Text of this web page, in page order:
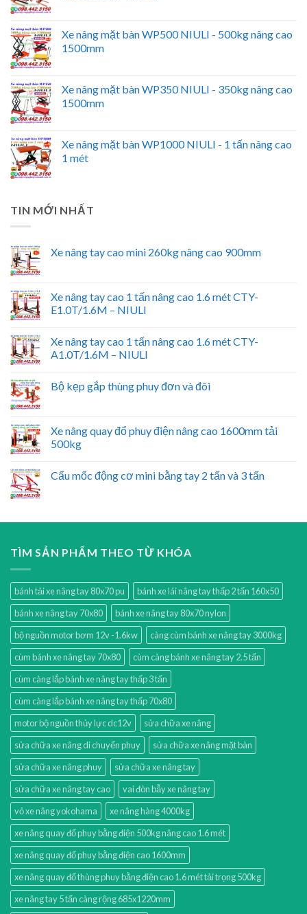
Xe nâng mặt bàn WP500 NIULI - 500kg nâng cao
1500mm
Xe nâng mặt bàn WP350 NIULI - 350kg nâng cao
1500mm
Xe nâng mặt bàn WP1000 NIULI - 1 tấn nâng cao
1 mét
TIN MỚI NHẤT
Xe nâng tay cao mini 260kg nâng cao 900mm
Xe nâng tay cao 1 tấn nâng cao 1.6 mét CTY-
E1.0T/1.6M – NIULI
Xe nâng tay cao 1 tấn nâng cao 1.6 mét CTY-
A1.0T/1.6M – NIULI
Bộ kẹp gắp thùng phuy đơn và đôi
Xe nâng quay đổ phuy điện nâng cao 1600mm tải
500kg
Cẩu mốc động cơ mini bằng tay 2 tấn và 3 tấn
TÌM SẢN PHẨM THEO TỪ KHÓA
bánh tải xe nâng tay 80x70 pu
bánh xe lái nâng tay thấp 2 tấn 160x50
bánh xe nâng tay 70x80
bánh xe nâng tay 80x70 nylon
bộ nguồn motor bơm 12v -1.6kw
càng cùm bánh xe nâng tay 3000kg
cùm bánh xe nâng tay 70x80
cùm càng bánh xe nâng tay 2.5 tấn
cùm càng lắp bánh xe nâng tay thấp 3 tấn
cùm càng lắp bánh xe nâng tay thấp 70x80
motor bộ nguồn thủy lực dc12v
sửa chữa xe nâng
sửa chữa xe nâng di chuyển phuy
sửa chữa xe nâng mặt bàn
sửa chữa xe nâng phuy
sửa chữa xe nâng tay
sửa chữa xe nâng tay cao
vai đòn bẫy xe nâng tay
vỏ xe nâng yokohama
xe nâng hàng 4000kg
xe nâng quay đổ phuy bằng điện 500kg nâng cao 1.6 mét
xe nâng quay đổ phuy bằng điện cao 1600mm
xe nâng quay đổ thùng phuy bằng điện cao 1.6 mét tải trọng 500kg
xe nâng tay 5 tấn càng rộng 685x1220mm